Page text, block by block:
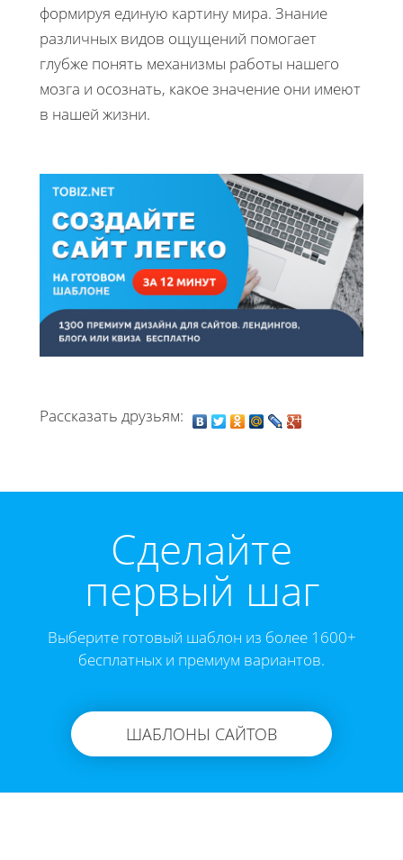
формируя единую картину мира. Знание
различных видов ощущений помогает
глубже понять механизмы работы нашего
мозга и осознать, какое значение они имеют
в нашей жизни.
Рассказать друзьям:
Cделайте
первый шаг
Выберите готовый шаблон из более 1600+
бесплатных и премиум вариантов.
ШАБЛОНЫ САЙТОВ